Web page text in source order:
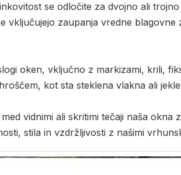
se odločite za dvojno ali
vključujejo zaupanja vredne
oken, vključno z markizami, krili,
kot sta steklena vlakna ali
vidnimi ali skritimi tečaji naša
stila in vzdržljivosti z našimi